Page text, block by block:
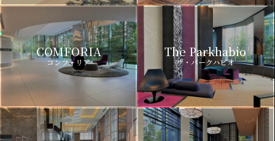
COMFORIA
コンフォリア
The Parkhabio
ザ・パークハビオ